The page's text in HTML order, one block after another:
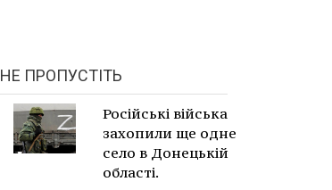
НЕ ПРОПУСТІТЬ
Російські війська
захопили ще одне
село в Донецькій
області.